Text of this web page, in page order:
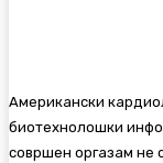
Американски
биотехнолошки
совршен оргазам не